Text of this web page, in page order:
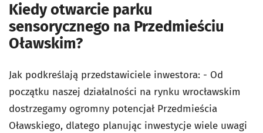
Kiedy otwarcie parku
sensorycznego na Przedmieściu
Oławskim?
Jak podkreślają przedstawiciele inwestora: - Od
początku naszej działalności na rynku wrocławskim
dostrzegamy ogromny potencjał Przedmieścia
Oławskiego, dlatego planując inwestycje wiele uwagi